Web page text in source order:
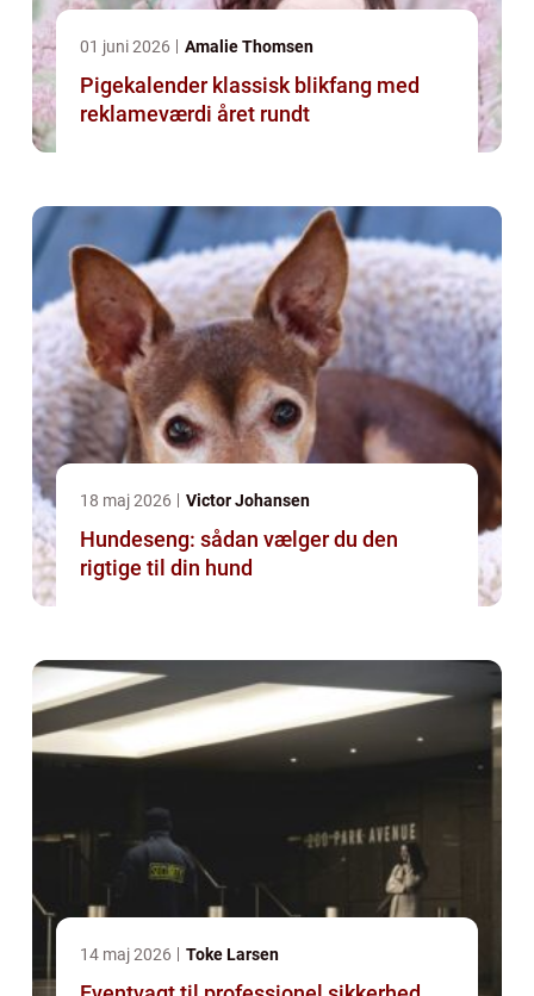
01 juni 2026 Amalie Thomsen
Pigekalender klassisk blikfang med
reklameværdi året rundt
18 maj 2026 Victor Johansen
Hundeseng: sådan vælger du den
rigtige til din hund
14 maj 2026 Toke Larsen